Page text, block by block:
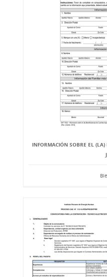
INFORMACIÓN SOBRE EL